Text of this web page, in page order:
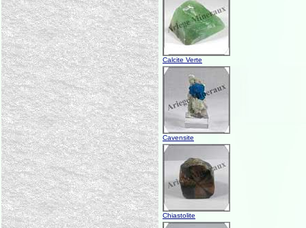
Calcite Verte
Cavensite
Chiastolite